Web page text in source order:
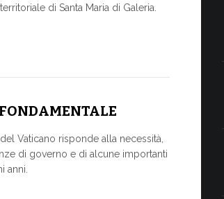
di Santa Maria di Galeria.
Vaticano risponde alla necessità,
di governo e di alcune importanti
anni.